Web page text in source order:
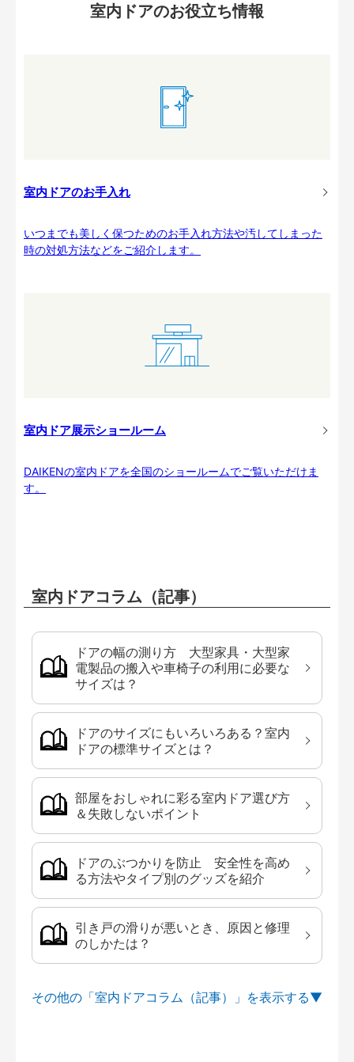
室内ドアのお役立ち情報
室内ドアのお手入れ
いつまでも美しく保つためのお手入れ方法や汚してしまった
時の対処方法などをご紹介します。
室内ドア展示ショールーム
DAIKENの室内ドアを全国のショールームでご覧いただけま
す。
室内ドアコラム（記事）
ドアの幅の測り方 大型家具・大型家
電製品の搬入や車椅子の利用に必要な
サイズは？
ドアのサイズにもいろいろある？室内
ドアの標準サイズとは？
部屋をおしゃれに彩る室内ドア選び方
＆失敗しないポイント
ドアのぶつかりを防止 安全性を高め
る方法やタイプ別のグッズを紹介
引き戸の滑りが悪いとき、原因と修理
のしかたは？
その他の「室内ドアコラム（記事）」を